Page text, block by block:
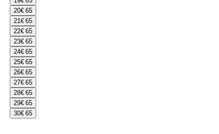
20€ 65
21€ 65
22€ 65
23€ 65
24€ 65
25€ 65
26€ 65
27€ 65
28€ 65
29€ 65
30€ 65